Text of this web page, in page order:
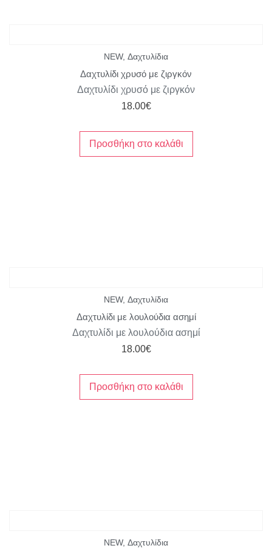
NEW, Δαχτυλίδια
Δαχτυλίδι χρυσό με ζιργκόν
Δαχτυλίδι χρυσό με ζιργκόν
18.00€
Προσθήκη στο καλάθι
NEW, Δαχτυλίδια
Δαχτυλίδι με λουλούδια ασημί
Δαχτυλίδι με λουλούδια ασημί
18.00€
Προσθήκη στο καλάθι
NEW, Δαχτυλίδια